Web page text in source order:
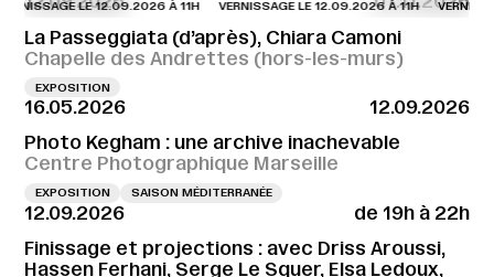
LE 12.09.2026 À 11H VERNISSAGE LE 12.09.2026 À 11H
La Passeggiata (d’après), Chiara Camoni
Chapelle des Andrettes (hors-les-murs)
EXPOSITION
16.05.2026
12.09.2026
Photo Kegham : une archive inachevable
Centre Photographique Marseille
EXPOSITION SAISON MÉDITERRANÉE
12.09.2026
de 19h à 22h
Finissage et projections : avec Driss Aroussi,
Hassen Ferhani, Serge Le Squer, Elsa Ledoux,